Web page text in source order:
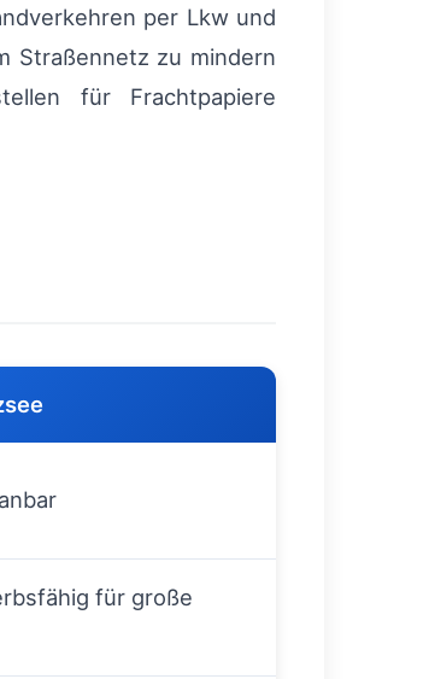
per Lkw und
Straßennetz zu mindern
für Frachtpapiere
für große